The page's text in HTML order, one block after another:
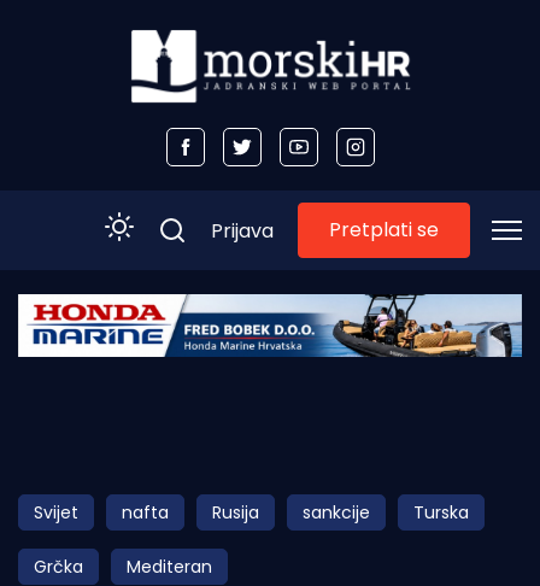
Početna
Obala
Otoci
Prijava Pretplati se
Svijet nafta Rusija sankcije Turska
Grčka Mediteran